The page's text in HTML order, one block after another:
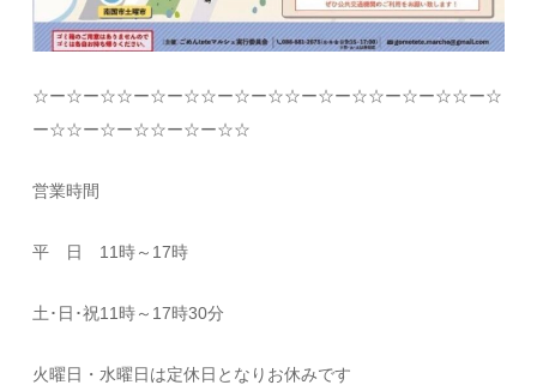
☆ー☆ー☆☆ー☆ー☆☆ー☆ー☆☆ー☆ー☆☆ー☆ー☆☆ー☆
ー☆☆ー☆ー☆☆ー☆ー☆☆
営業時間
平 日 11時～ 17時
土･日･祝11時～ 17時30分
火曜日・水曜日は定休日となりお休みです